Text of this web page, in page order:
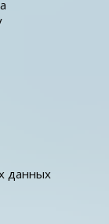
данных